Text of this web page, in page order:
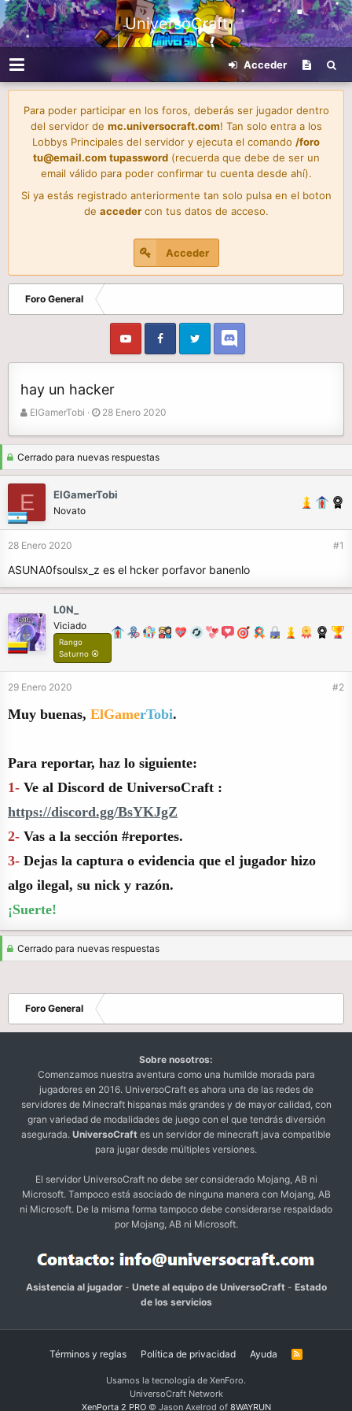
UniversoCraft
Acceder
Para poder participar en los foros, deberás ser jugador dentro
del servidor de mc.universocraft.com! Tan solo entra a los
Lobbys Principales del servidor y ejecuta el comando /foro
tu@email.com tupassword(recuerda que debe de ser un
email válido para poder confirmar tu cuenta desde ahí).
Si ya estás registrado anteriormente tan solo pulsa en el boton
de accedercon tus datos de acceso.
Acceder
Foro General
hay un hacker
A
o
r
ElGamerTobi
F
h
a
e
n
i
o
28 Enero 2020
Cerrado para nuevas respuestas
E ElGamerTobi
Novato
28 Enero 2020 #1
ASUNA0fsoulsx_z es el hcker porfavor banenlo
L0N_
Viciado
Rango
Saturno ⦿
29 Enero 2020 #2
Muy buenas, ElGamerTobi.
Para reportar, haz lo siguiente:
1- Ve al Discord de UniversoCraft :
https://discord.gg/BsYKJgZ
2- Vas a la sección #reportes.
3- Dejas la captura o evidencia que el jugador hizo
algo ilegal, su nick y razón.
¡Suerte!
Cerrado para nuevas respuestas
Foro General
Sobre nosotros:
Comenzamos nuestra aventura como una humilde morada para
jugadores en 2016. UniversoCraft es ahora una de las redes de
servidores de Minecraft hispanas más grandes y de mayor calidad, con
gran variedad de modalidades de juego con el que tendrás diversión
asegurada. UniversoCraft es un servidor de minecraft java compatible
para jugar desde múltiples versiones.
El servidor UniversoCraft no debe ser considerado Mojang, AB ni
Microsoft. Tampoco está asociado de ninguna manera con Mojang, AB
ni Microsoft. De la misma forma tampoco debe considerarse respaldado
por Mojang, AB ni Microsoft.
Asistencia al jugador- Unete al equipo de UniversoCraft - Estado
de los servicios
Términos y reglas Política de privacidad Ayuda
R
Usamos la tecnología de XenForo.
UniversoCraft Network
XenPorta 2 PRO© Jason Axelrod of 8WAYRUN